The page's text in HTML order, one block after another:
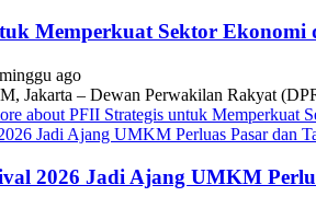
Memperkuat Sektor Ekonomi
ago
– Dewan Perwakilan Rakyat
about PFII Strategis untuk Memperkuat
Jadi Ajang UMKM Perluas Pasar dan
2026 Jadi Ajang UMKM